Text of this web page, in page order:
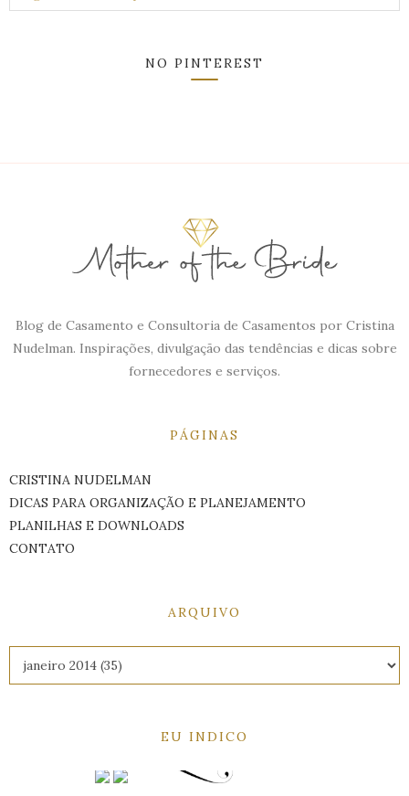
NO PINTEREST
Blog de Casamento e Consultoria de Casamentos por Cristina
Nudelman. Inspirações, divulgação das tendências e dicas sobre
fornecedores e serviços.
PÁGINAS
CRISTINA NUDELMAN
DICAS PARA ORGANIZAÇÃO E PLANEJAMENTO
PLANILHAS E DOWNLOADS
CONTATO
ARQUIVO
EU INDICO